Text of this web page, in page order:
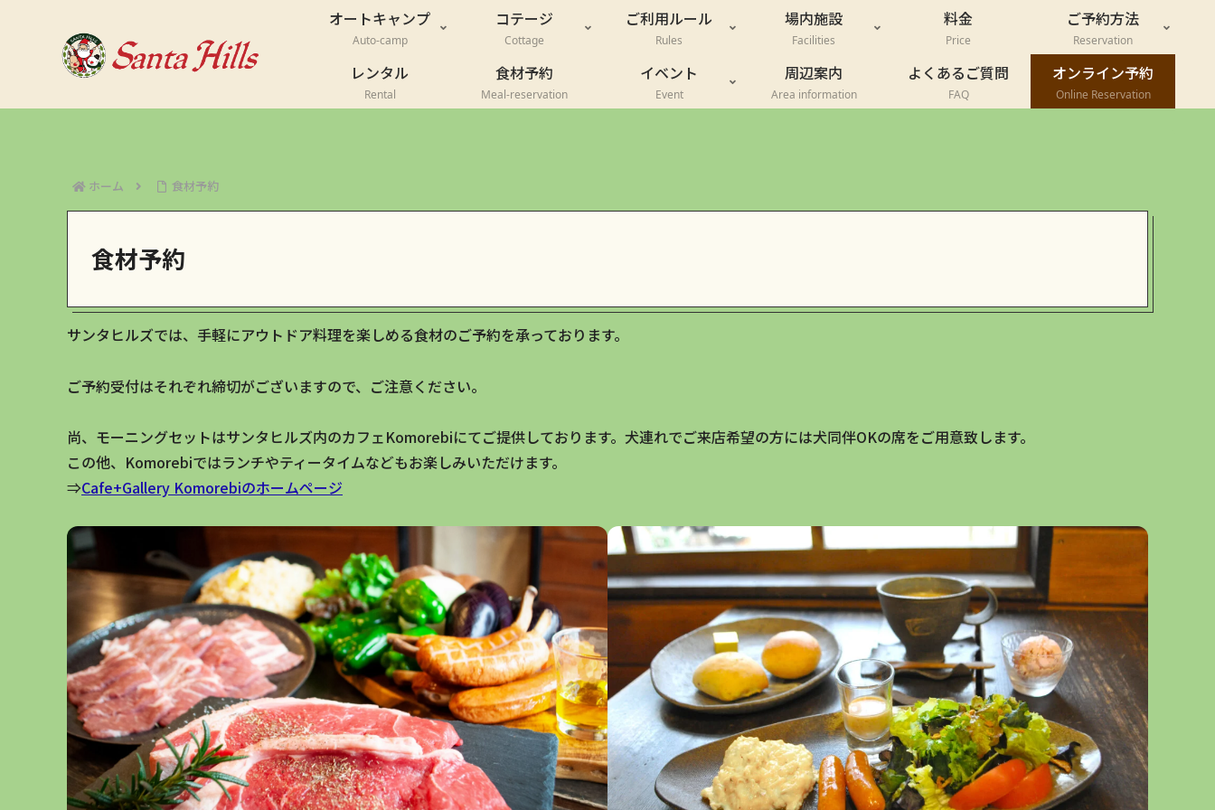
オートキャンプ
Auto-camp
コテージ
Cottage
ご利用ルール
Rules
場内施設
Facilities
料金
Price
ご予約方法
Reservation
レンタル
Rental
食材予約
Meal-reservation
イベント
Event
周辺案内
Area information
よくあるご質問
FAQ
オンライン予約
Online Reservation
ホーム 食材予約
食材予約
サンタヒルズでは、手軽にアウトドア料理を楽しめる食材のご予約を承っております。
ご予約受付はそれぞれ締切がございますので、ご注意ください。
尚、モーニングセットはサンタヒルズ内のカフェKomorebiにてご提供しております。犬連れでご来店希望の方には犬同伴OKの席をご用意致します。
この他、Komorebiではランチやティータイムなどもお楽しみいただけます。
⇒Cafe+Gallery Komorebiのホームページ